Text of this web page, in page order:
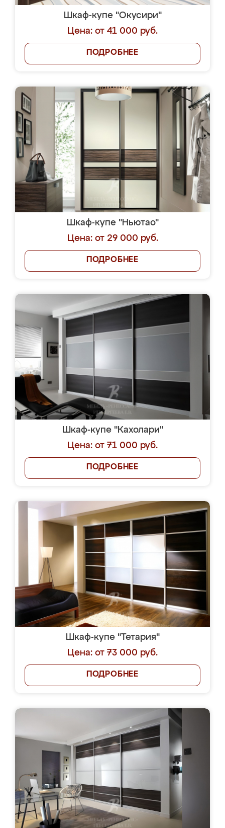
Шкаф-купе "Окусири"
Цена: от 41 000 руб.
ПОДРОБНЕЕ
Шкаф-купе "Ньютао"
Цена: от 29 000 руб.
ПОДРОБНЕЕ
Шкаф-купе "Кахолари"
Цена: от 71 000 руб.
ПОДРОБНЕЕ
Шкаф-купе "Тетария"
Цена: от 73 000 руб.
ПОДРОБНЕЕ